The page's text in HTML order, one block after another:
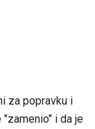
za popravku i
"zamenio" i da je